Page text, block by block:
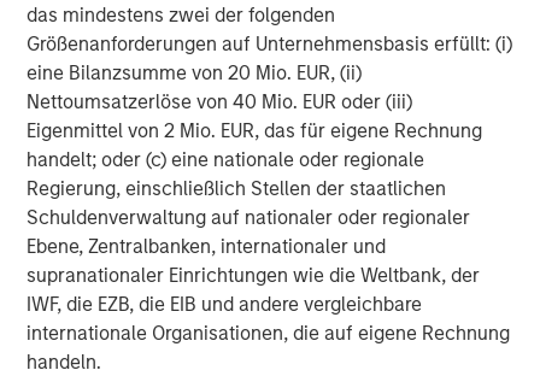
das mindestens zwei der folgenden
Größenanforderungen auf Unternehmensbasis erfüllt: (i)
eine Bilanzsumme von 20 Mio. EUR, (ii)
Nettoumsatzerlöse von 40 Mio. EUR oder (iii)
Eigenmittel von 2 Mio. EUR, das für eigene Rechnung
handelt; oder (c) eine nationale oder regionale
Regierung, einschließlich Stellen der staatlichen
Schuldenverwaltung auf nationaler oder regionaler
Ebene, Zentralbanken, internationaler und
supranationaler Einrichtungen wie die Weltbank, der
IWF, die EZB, die EIB und andere vergleichbare
internationale Organisationen, die auf eigene Rechnung
handeln.
Morgan Stanley Real Estate Investing
Morgan Stanley Real Estate Investing (MSREI) manages
global value-add / opportunistic and regional core / core-
plus real estate investment strategies. The team's
experience encompasses a broad array of asset classes,
geographic regions and investment themes across all
phases of the real estate cycle.